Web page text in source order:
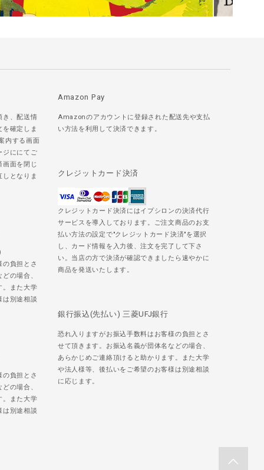
き、配送情
確定しま
内する画面
ジににてご
面を閉じ
となりま
Amazon Pay
Amazonのアカウントに登録された配送先や支払
い方法を利用して決済できます。
クレジットカード決済
クレジットカード決済にはイプシロンの決済代行
サービスを導入しております。ご注文商品のお支
払い方法の設定で"クレジットカード決済"を選択
し、カード情報を入力後、注文を完了して下さ
い。当店の方で決済が確認できましたら速やかに
商品を発送いたします。
負担とさ
の場合、
。また大学
は別途相談
銀行振込(先払い) 三菱UFJ銀行
恐れ入りますがお振込手数料はお客様の負担とさ
せて頂きます。お振込名義が団体名などの場合、
あらかじめご連絡頂けると助かります。また大学
や法人様等、後払いをご希望のお客様は別途相談
に応じます。
負担とさ
の場合、
。また大学
は別途相談